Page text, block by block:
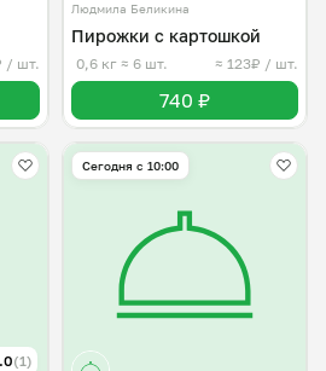
/ шт.
Людмила Беликина
Пирожки с картошкой
0,6 кг ≈ 6 шт. ≈ 123₽ / шт.
740 ₽
(1)
Сегодня с 10:00